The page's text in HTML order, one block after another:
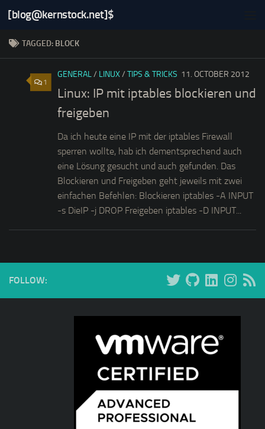
Skip to content
[blog@kernstock.net]$
TAGGED: BLOCK
1
GENERAL/ LINUX/ TIPS & TRICKS 11. OCTOBER 2012
Linux: IP mit iptables blockieren und
freigeben
Da ich heute eine IP mit der iptables Firewall
sperren wollte, hab ich dementsprechend auch
eine Lösung gesucht und auch gefunden. Das
Blockieren und Freigeben geht jeweils mit zwei
einfachen Befehlen: Blockieren iptables -A INPUT
-s DieIP -j DROP Freigeben iptables -D INPUT...
FOLLOW: